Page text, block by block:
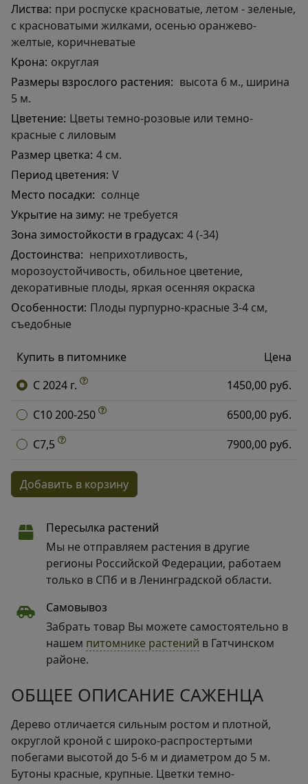
Листва: при роспуске красноватые, летом - зеленые,
с красноватыми жилками, осенью оранжево-
желтые, коричневатые
Крона: округлая
Размеры взрослого растения: высота 6 м., ширина
5 м.
Цветение: Цветы темно-розовые или темно-
красные с лиловым
Размер цветка: 4 см.
Период цветения: V
Место посадки: солнце
Укрытие на зиму: не требуется
Зона зимостойкости в градусах: 4 (-34)
Достоинства: неприхотливость,
морозоустойчивость, обильное цветение,
декоративные плоды, яркая осенняя окраска
Особенности: Плоды пурпурно-красные 3-4 см,
съедобные
Купить в питомнике
Цена
C 2024 г.
1450,00 руб.
C10 200-250
6500,00 руб.
C7,5
7900,00 руб.
Добавить в корзину
Пересылка растений
Мы не отправляем растения в другие
регионы Российской Федерации, работаем
только в СПб и в Ленинградской области.
Самовывоз
Забрать товар Вы можете самостоятельно в
нашем питомнике растений в Гатчинском
районе.
ОБЩЕЕ ОПИСАНИЕ САЖЕНЦА
Дерево отличается сильным ростом и плотной,
округлой кроной с широко-распростертыми
побегами высотой до 5-6 м и диаметром до 5 м.
Бутоны красные, крупные. Цветки темно-